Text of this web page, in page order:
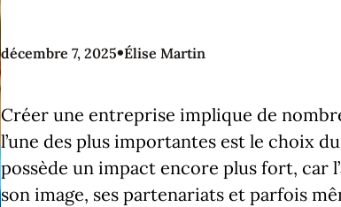
décembre 7, 2025•Élise Martin
Créer une entreprise implique de
l’une des plus importantes est le choix
possède un impact encore plus fort, car
son image, ses partenariats et parfois